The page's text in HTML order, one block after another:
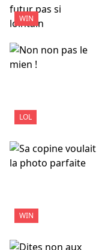
WIN
LOL
WIN